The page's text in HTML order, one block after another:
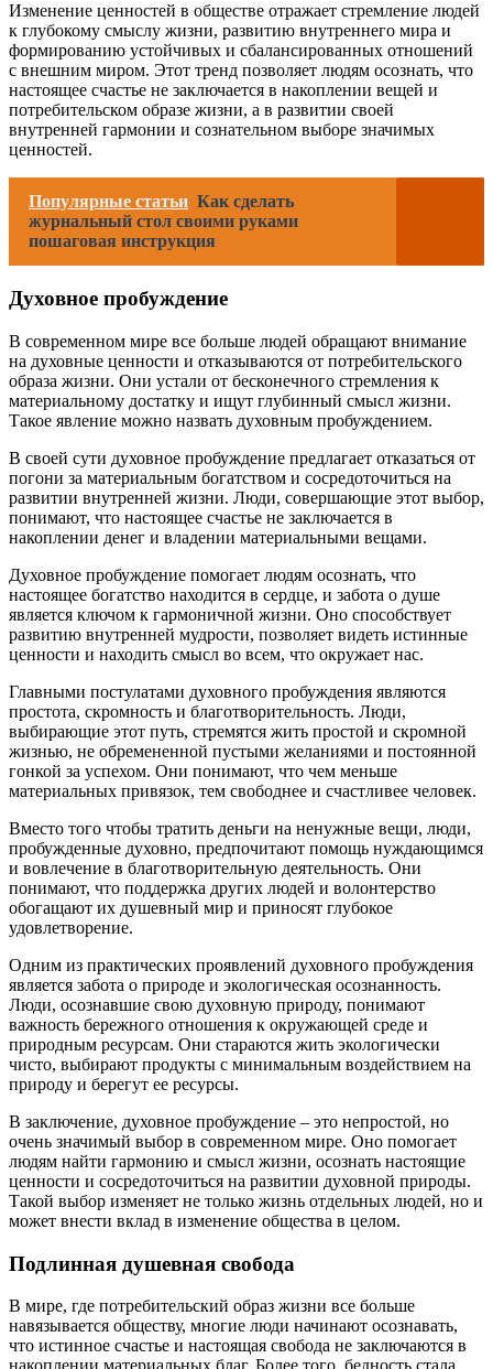
Изменение ценностей в обществе отражает стремление людей
к глубокому смыслу жизни, развитию внутреннего мира и
формированию устойчивых и сбалансированных отношений
с внешним миром. Этот тренд позволяет людям осознать, что
настоящее счастье не заключается в накоплении вещей и
потребительском образе жизни, а в развитии своей
внутренней гармонии и сознательном выборе значимых
ценностей.
Популярные статьи Как сделать
журнальный стол своими руками
пошаговая инструкция
Духовное пробуждение
В современном мире все больше людей обращают внимание
на духовные ценности и отказываются от потребительского
образа жизни. Они устали от бесконечного стремления к
материальному достатку и ищут глубинный смысл жизни.
Такое явление можно назвать духовным пробуждением.
В своей сути духовное пробуждение предлагает отказаться от
погони за материальным богатством и сосредоточиться на
развитии внутренней жизни. Люди, совершающие этот выбор,
понимают, что настоящее счастье не заключается в
накоплении денег и владении материальными вещами.
Духовное пробуждение помогает людям осознать, что
настоящее богатство находится в сердце, и забота о душе
является ключом к гармоничной жизни. Оно способствует
развитию внутренней мудрости, позволяет видеть истинные
ценности и находить смысл во всем, что окружает нас.
Главными постулатами духовного пробуждения являются
простота, скромность и благотворительность. Люди,
выбирающие этот путь, стремятся жить простой и скромной
жизнью, не обремененной пустыми желаниями и постоянной
гонкой за успехом. Они понимают, что чем меньше
материальных привязок, тем свободнее и счастливее человек.
Вместо того чтобы тратить деньги на ненужные вещи, люди,
пробужденные духовно, предпочитают помощь нуждающимся
и вовлечение в благотворительную деятельность. Они
понимают, что поддержка других людей и волонтерство
обогащают их душевный мир и приносят глубокое
удовлетворение.
Одним из практических проявлений духовного пробуждения
является забота о природе и экологическая осознанность.
Люди, осознавшие свою духовную природу, понимают
важность бережного отношения к окружающей среде и
природным ресурсам. Они стараются жить экологически
чисто, выбирают продукты с минимальным воздействием на
природу и берегут ее ресурсы.
В заключение, духовное пробуждение – это непростой, но
очень значимый выбор в современном мире. Оно помогает
людям найти гармонию и смысл жизни, осознать настоящие
ценности и сосредоточиться на развитии духовной природы.
Такой выбор изменяет не только жизнь отдельных людей, но и
может внести вклад в изменение общества в целом.
Подлинная душевная свобода
В мире, где потребительский образ жизни все больше
навязывается обществу, многие люди начинают осознавать,
что истинное счастье и настоящая свобода не заключаются в